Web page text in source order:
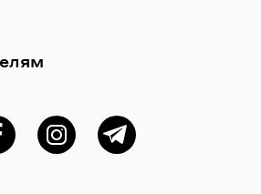
InstagramTelegram